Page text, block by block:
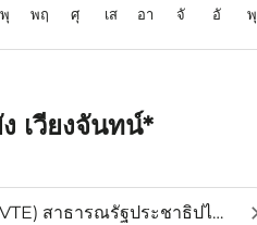
พุ พฤ ศุ เส อา จั อั พุ
เวียงจันทน์*